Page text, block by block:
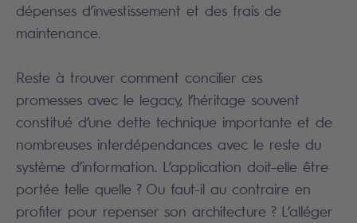
dépenses d’investissement et des frais de
maintenance.
Reste à trouver comment concilier ces
promesses avec le legacy, l’héritage souvent
constitué d’une dette technique importante et de
nombreuses interdépendances avec le reste du
système d’information. L’application doit-elle être
portée telle quelle ? Ou faut-il au contraire en
profiter pour repenser son architecture ? L’alléger